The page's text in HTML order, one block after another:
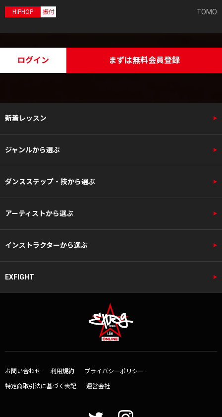
HIPHOP 振付 TOMO
ログイン まずは無料会員登録
新着レッスン
ジャンルから選ぶ
ダンスステップ・技から選ぶ
アーティストから選ぶ
インストラクターから選ぶ
EXFIGHT
お問い合わせ 利用規約 プライバシーポリシー
特定商取引法に基づく表記 運営会社